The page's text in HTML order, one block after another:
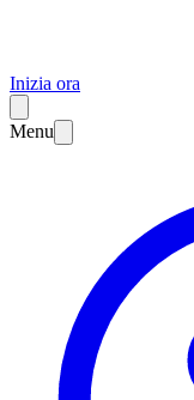
Inizia ora
Menu